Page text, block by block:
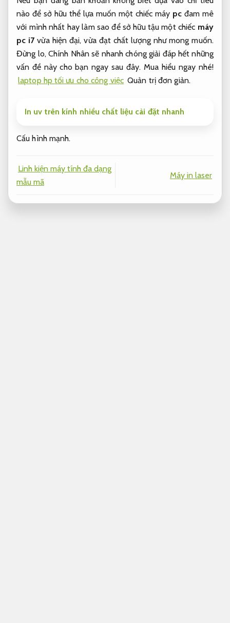
nào để sở hữu thể lựa muốn một chiếc máy pc đam mê
với mình nhất hay làm sao để sở hữu tậu một chiếc máy
pc i7vừa hiện đại, vừa đạt chất lượng như mong muốn.
Đừng lo, Chính Nhân sẽ nhanh chóng giải đáp hết những
vấn đề này cho bạn ngay sau đây. Mua hiểu ngay nhé!
laptop hp tối ưu cho công việc Quản trị đơn giản.
In uv trên kính nhiều chất liệu cài đặt nhanh
Cấu hình mạnh.
Linh kiện máy tính đa dạng
mẫu mã
Máy in laser